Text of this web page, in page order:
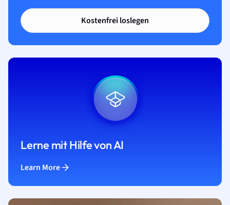
Kostenfrei loslegen
Lerne mit Hilfe von AI
Learn More